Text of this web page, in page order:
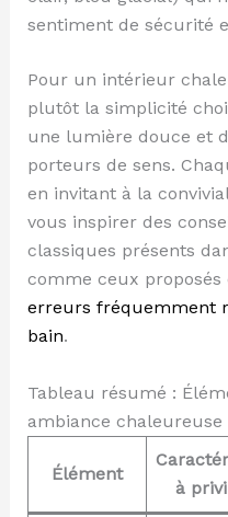
sentiment de sécurité
Pour un intérieur
plutôt la simplicité
une lumière douce et
porteurs de sens.
en invitant à la
vous inspirer des
classiques présents
comme ceux
erreurs fréquemment
bain.
Tableau résumé :
ambiance chaleureuse
Élément
à